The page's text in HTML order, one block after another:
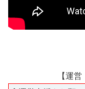
【運